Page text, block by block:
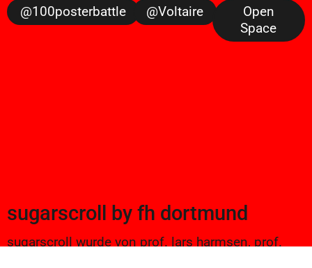
@100posterbattle
@voltaire
Open
Space
sugarscroll by fh dortmund
sugarscroll wurde von prof. lars harmsen, prof.